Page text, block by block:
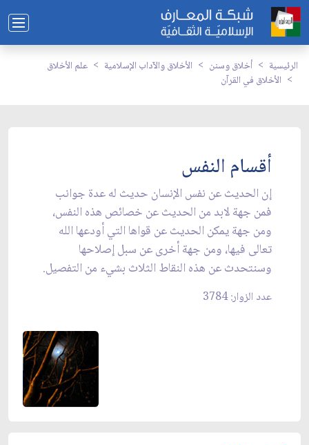
الرئيسية أخلاق وسنن الأخلاق والآداب الإسلامية
علم الأخلاق
الأخلاق في القرآن
أقسام النفس
إن الحديث عن نفس الإنسان حديث له عدة جوانب
فمن جهة لابد من الحديث عن خصائص هذه النفس،
ومن جهة يمكن الحديث عن قواها التي أودعها الله
تعالى فيها، ومن جهة أخرى عن سبل إصلاحها
وسنتحدث عن هذه النقاط الثلاث بشيء من التفصيل.
عدد الزوار: 3784